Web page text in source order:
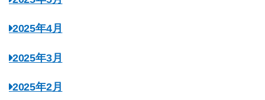
2025年4月
2025年3月
2025年2月